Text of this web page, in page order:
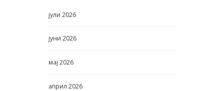
јули 2026
јуни 2026
мај 2026
април 2026